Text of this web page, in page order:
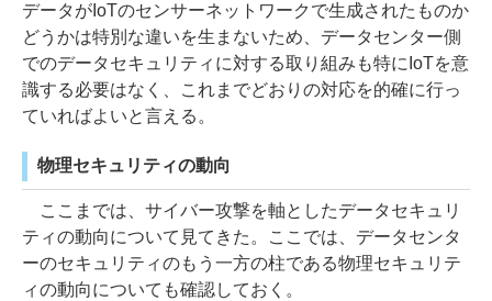
データがIoTのセンサーネットワークで生成されたものか
どうかは特別な違いを生まないため、データセンター側
でのデータセキュリティに対する取り組みも特にIoTを意
識する必要はなく、これまでどおりの対応を的確に行っ
ていればよいと言える。
物理セキュリティの動向
ここまでは、サイバー攻撃を軸としたデータセキュリ
ティの動向について見てきた。ここでは、データセンタ
ーのセキュリティのもう一方の柱である物理セキュリテ
ィの動向についても確認しておく。